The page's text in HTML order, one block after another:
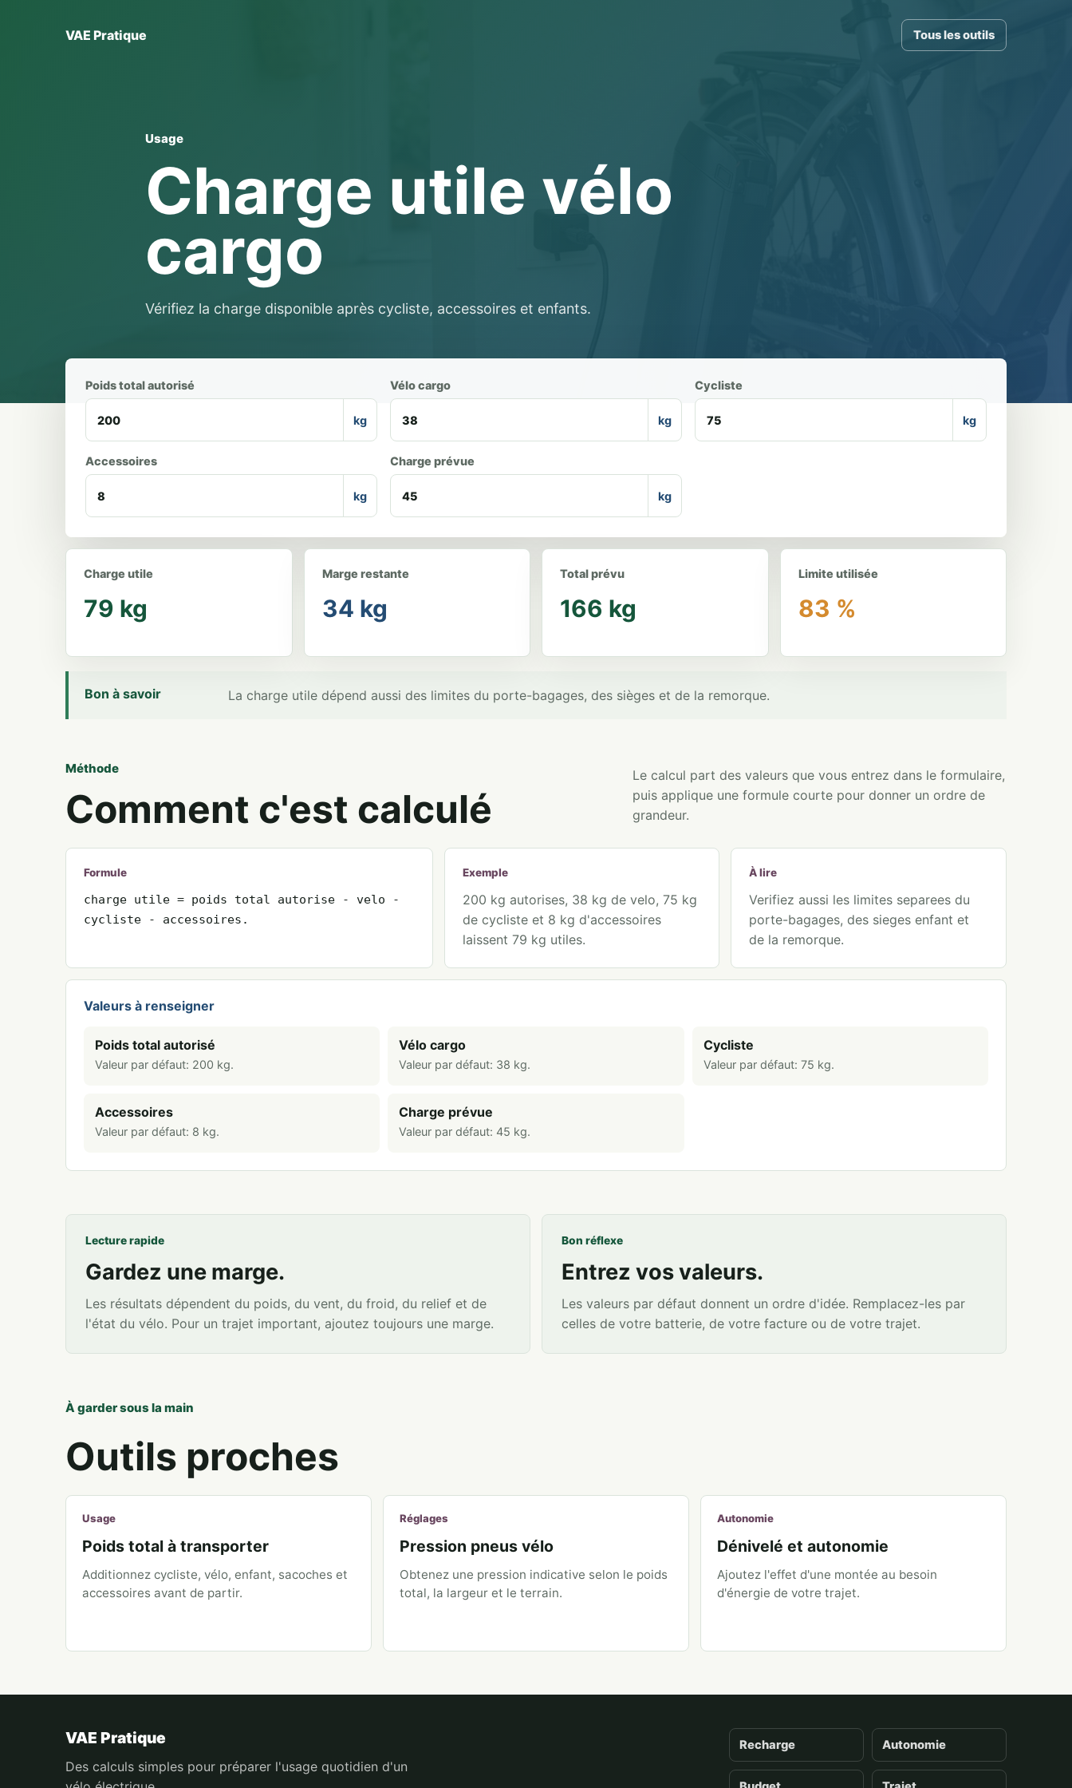
VAE Pratique Tous les outils
Usage
Charge utile vélo
cargo
Vérifiez la charge disponible après cycliste, accessoires et enfants.
Poids total autorisé
kg
Vélo cargo
kg
Cycliste
kg
Accessoires
kg
Charge prévue
kg
Charge utile
79 kg
Marge restante
34 kg
Total prévu
166 kg
Limite utilisée
83 %
Bon à savoir La charge utile dépend aussi des limites du porte-bagages, des sièges et de la remorque.
Méthode
Comment c'est calculé
Le calcul part des valeurs que vous entrez dans le formulaire,
puis applique une formule courte pour donner un ordre de
grandeur.
Formule
charge utile = poids total autorise - velo -
cycliste - accessoires.
Exemple
200 kg autorises, 38 kg de velo, 75 kg
de cycliste et 8 kg d'accessoires
laissent 79 kg utiles.
À lire
Verifiez aussi les limites separees du
porte-bagages, des sieges enfant et
de la remorque.
Valeurs à renseigner
Poids total autorisé
Valeur par défaut: 200 kg.
Vélo cargo
Valeur par défaut: 38 kg.
Cycliste
Valeur par défaut: 75 kg.
Accessoires
Valeur par défaut: 8 kg.
Charge prévue
Valeur par défaut: 45 kg.
Lecture rapide
Gardez une marge.
Les résultats dépendent du poids, du vent, du froid, du relief et de
l'état du vélo. Pour un trajet important, ajoutez toujours une marge.
Bon réflexe
Entrez vos valeurs.
Les valeurs par défaut donnent un ordre d'idée. Remplacez-les par
celles de votre batterie, de votre facture ou de votre trajet.
À garder sous la main
Outils proches
Usage
Poids total à transporter
Additionnez cycliste, vélo, enfant, sacoches et
accessoires avant de partir.
Réglages
Pression pneus vélo
Obtenez une pression indicative selon le poids
total, la largeur et le terrain.
Autonomie
Dénivelé et autonomie
Ajoutez l'effet d'une montée au besoin
d'énergie de votre trajet.
VAE Pratique
Des calculs simples pour préparer l'usage quotidien d'un
Recharge Autonomie